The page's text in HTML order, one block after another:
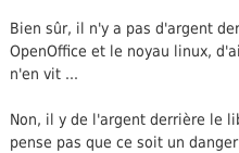
Bien sûr, il n'y a pas d'argent
OpenOffice et le noyau linux,
n'en vit ...
Non, il y de l'argent derrière le
pense pas que ce soit un